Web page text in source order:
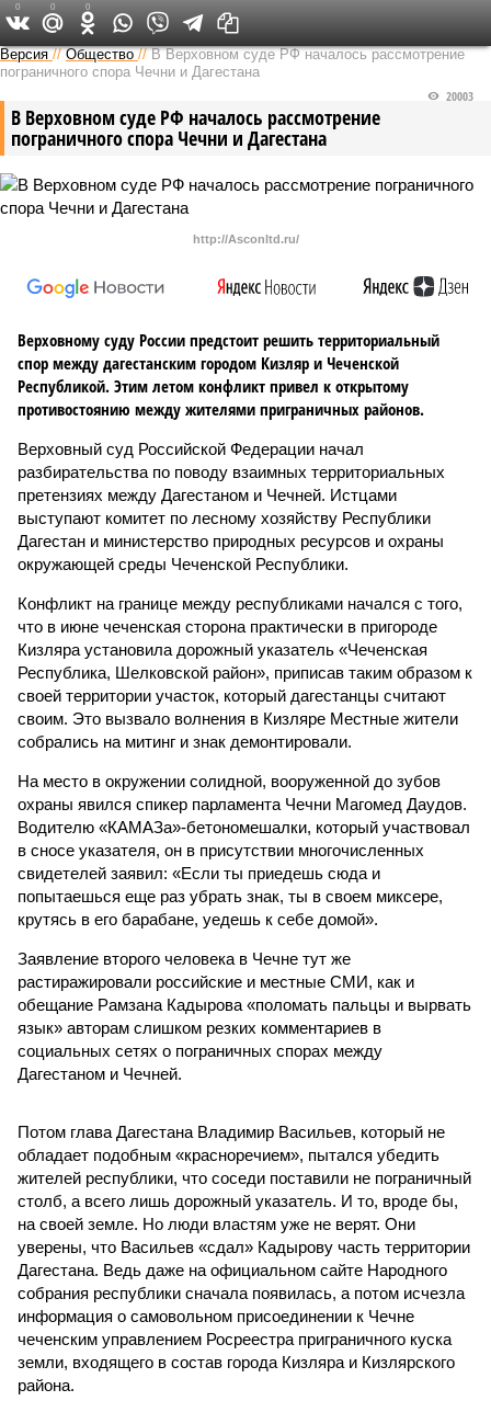
Версия на Кавказе
Версия //Общество //В Верховном суде РФ началось рассмотрение
пограничного спора Чечни и Дагестана
В Верховном суде РФ началось рассмотрение
пограничного спора Чечни и Дагестана
20003
http://Asconltd.ru/
Верховному суду России предстоит решить территориальный
спор между дагестанским городом Кизляр и Чеченской
Республикой. Этим летом конфликт привел к открытому
противостоянию между жителями приграничных районов.
Верховный суд Российской Федерации начал
разбирательства по поводу взаимных территориальных
претензиях между Дагестаном и Чечней. Истцами
выступают комитет по лесному хозяйству Республики
Дагестан и министерство природных ресурсов и охраны
окружающей среды Чеченской Республики.
Конфликт на границе между республиками начался с того,
что в июне чеченская сторона практически в пригороде
Кизляра установила дорожный указатель «Чеченская
Республика, Шелковской район», приписав таким образом к
своей территории участок, который дагестанцы считают
своим. Это вызвало волнения в Кизляре Местные жители
собрались на митинг и знак демонтировали.
На место в окружении солидной, вооруженной до зубов
охраны явился спикер парламента Чечни Магомед Даудов.
Водителю «КАМАЗа»-бетономешалки, который участвовал
в сносе указателя, он в присутствии многочисленных
свидетелей заявил: «Если ты приедешь сюда и
попытаешься еще раз убрать знак, ты в своем миксере,
крутясь в его барабане, уедешь к себе домой».
Заявление второго человека в Чечне тут же
растиражировали российские и местные СМИ, как и
обещание Рамзана Кадырова «поломать пальцы и вырвать
язык» авторам слишком резких комментариев в
социальных сетях о пограничных спорах между
Дагестаном и Чечней.
Потом глава Дагестана Владимир Васильев, который не
обладает подобным «красноречием», пытался убедить
жителей республики, что соседи поставили не пограничный
столб, а всего лишь дорожный указатель. И то, вроде бы,
на своей земле. Но люди властям уже не верят. Они
уверены, что Васильев «сдал» Кадырову часть территории
Дагестана. Ведь даже на официальном сайте Народного
собрания республики сначала появилась, а потом исчезла
информация о самовольном присоединении к Чечне
чеченским управлением Росреестра приграничного куска
земли, входящего в состав города Кизляра и Кизлярского
района.
0 0 0